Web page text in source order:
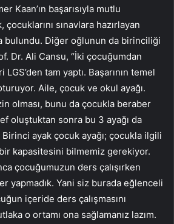
Kaan’ın başarısıyla mutlu
sınavlara hazırlayan
bulundu. Diğer oğlunun da birinciliği
Dr. Ali Cansu, “İki çocuğumdan
LGS’den tam yaptı. Başarının temel
Aile, çocuk ve okul ayağı.
olması, bunu da çocukla beraber
oluştuktan sonra bu 3 ayağı da
ayak çocuk ayağı; çocukla ilgili
kapasitesini bilmemiz gerekiyor.
çocuğumuzun ders çalışırken
yapmadık. Yani siz burada eğlenceli
içeride ders çalışmasını
o ortamı ona sağlamanız lazım.